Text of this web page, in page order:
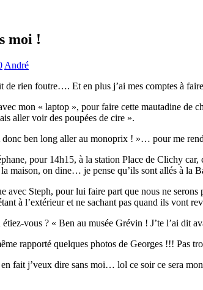
moi !
André
de rien foutre…. Et en plus j’ai mes comptes à
mon « laptop », pour faire cette mautadine
aller voir des poupées de cire ».
donc ben long aller au monoprix ! »… pour me
pour 14h15, à la station Place de Clichy
maison, on dine… je pense qu’ils sont allés à la
Steph, pour lui faire part que nous ne serons
à l’extérieur et ne sachant pas quand ils vont
vous ? « Ben au musée Grévin ! J’te l’ai dit
rapporté quelques photos de Georges !!! Pas
fait j’veux dire sans moi… lol ce soir ce sera